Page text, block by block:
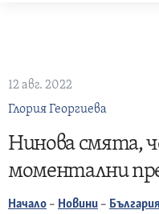
12 авг. 2022
Глория Георгиева
Нинова смята,
моментални
Начало – Новини – България